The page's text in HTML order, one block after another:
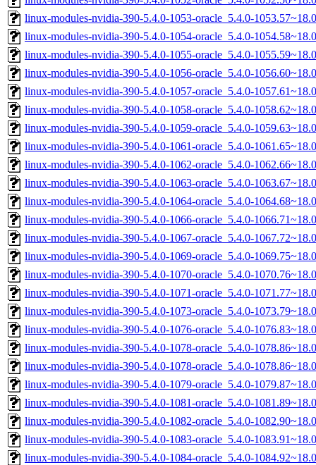
linux-modules-nvidia-390-5.4.0-1053-oracle_5.4.0-
linux-modules-nvidia-390-5.4.0-1054-oracle_5.4.0-
linux-modules-nvidia-390-5.4.0-1055-oracle_5.4.0-
linux-modules-nvidia-390-5.4.0-1056-oracle_5.4.0-
linux-modules-nvidia-390-5.4.0-1057-oracle_5.4.0-
linux-modules-nvidia-390-5.4.0-1058-oracle_5.4.0-
linux-modules-nvidia-390-5.4.0-1059-oracle_5.4.0-
linux-modules-nvidia-390-5.4.0-1061-oracle_5.4.0-
linux-modules-nvidia-390-5.4.0-1062-oracle_5.4.0-
linux-modules-nvidia-390-5.4.0-1063-oracle_5.4.0-
linux-modules-nvidia-390-5.4.0-1064-oracle_5.4.0-
linux-modules-nvidia-390-5.4.0-1066-oracle_5.4.0-
linux-modules-nvidia-390-5.4.0-1067-oracle_5.4.0-
linux-modules-nvidia-390-5.4.0-1069-oracle_5.4.0-
linux-modules-nvidia-390-5.4.0-1070-oracle_5.4.0-
linux-modules-nvidia-390-5.4.0-1071-oracle_5.4.0-
linux-modules-nvidia-390-5.4.0-1073-oracle_5.4.0-
linux-modules-nvidia-390-5.4.0-1076-oracle_5.4.0-
linux-modules-nvidia-390-5.4.0-1078-oracle_5.4.0-
linux-modules-nvidia-390-5.4.0-1078-oracle_5.4.0-
linux-modules-nvidia-390-5.4.0-1079-oracle_5.4.0-
linux-modules-nvidia-390-5.4.0-1081-oracle_5.4.0-
linux-modules-nvidia-390-5.4.0-1082-oracle_5.4.0-
linux-modules-nvidia-390-5.4.0-1083-oracle_5.4.0-
linux-modules-nvidia-390-5.4.0-1084-oracle_5.4.0-